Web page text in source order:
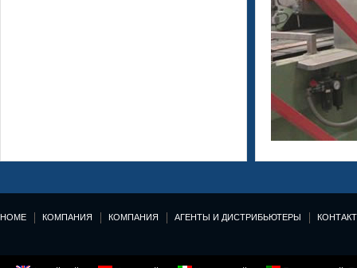
HOME КОМПАНИЯ КОМПАНИЯ АГЕНТЫ И ДИСТРИБЬЮТЕРЫ